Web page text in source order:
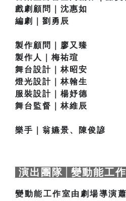
戲劇顧問｜沈惠如
編劇｜劉勇辰
製作顧問｜廖又臻
製作人｜梅祐瑄
舞台設計｜林昭安
燈光設計｜林翰生
服裝設計｜楊妤德
舞台監督｜林維辰
樂手｜翁嬿景、陳俊諺
演出團隊│變動能工
變動能工作室由劇場導演